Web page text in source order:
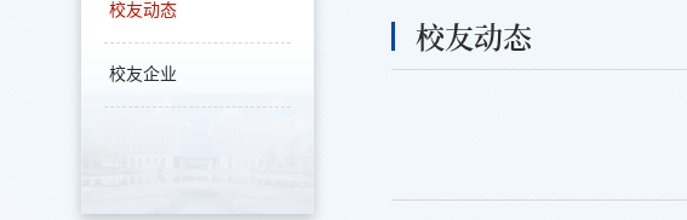
校友动态
校友企业
校友动态